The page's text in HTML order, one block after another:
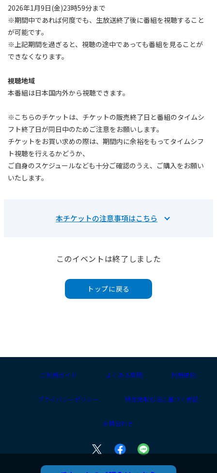
2026年1月9日(金)23時59分まで
※期間中であれば何度でも、生放送終了後に番組を視聴すること
が可能です。
※上記期間を過ぎると、視聴の途中であっても番組を見ることが
できなくなります。
視聴地域
本番組は日本国内外から視聴できます。
※こちらのチケットは、チケットの販売終了日と番組のタイムシ
フト終了日が同日中のためご注意をお願いします。
チケットをお買い求めの際は、期間内に余裕をもってタイムシフ
ト視聴を行えるかどうか、
ご自身のスケジュールなども十分ご確認のうえ、ご購入をお願い
いたします。
本チケットの注意事項はこちら
このイベントは終了しました
トップに戻る
ご利用ガイド よくある質問 利用規約
プライバシーポリシー 特定商取引法に基づく表記
お問合わせ